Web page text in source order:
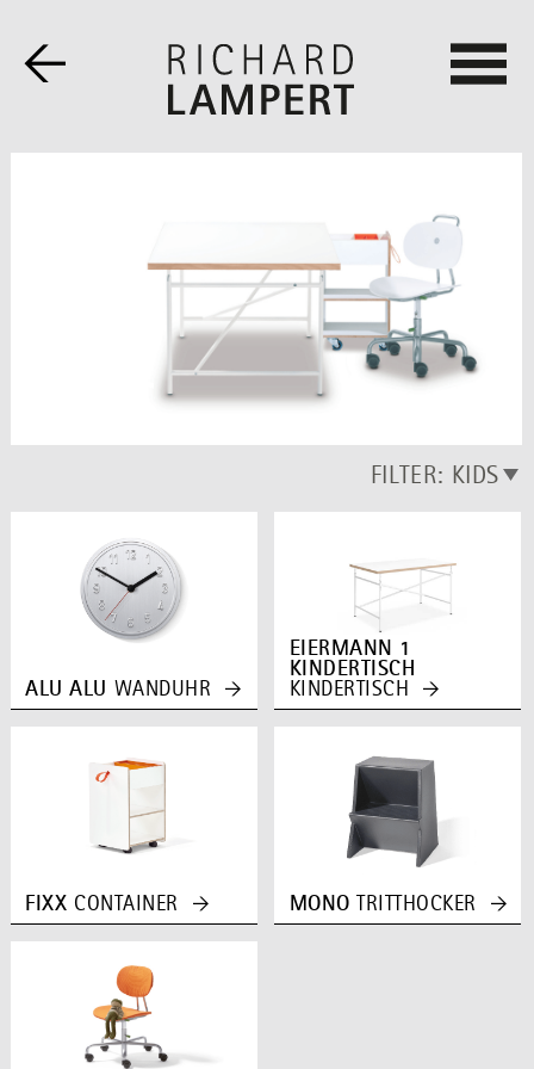
KIDS
FILTER: KIDS
ALU ALU WANDUHR
EIERMANN 1
KINDERTISCH
KINDERTISCH
FIXX CONTAINER MONO TRITTHOCKER